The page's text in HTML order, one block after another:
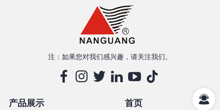
注：如果您对我们感兴趣，请关注我们。
产品展示 首页